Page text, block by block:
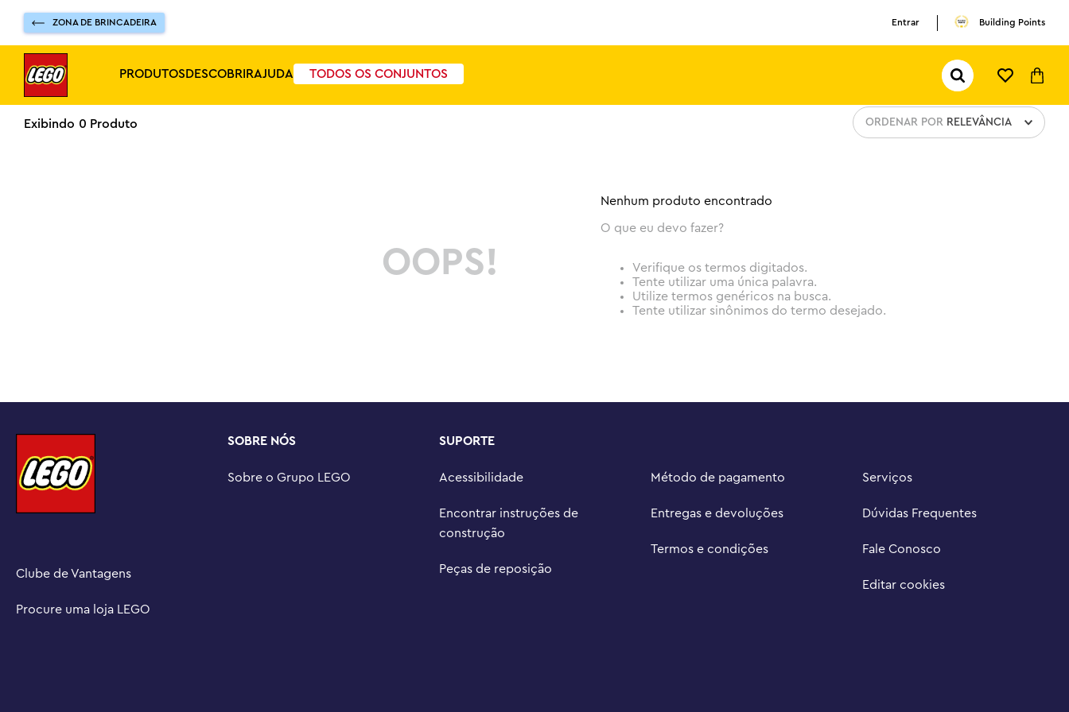
ZONA DE BRINCADEIRA Entrar Building Points
PRODUTOSDESCOBRIRAJUDA TODOS OS CONJUNTOS
Pesquisar...
0 Produto ORDENAR POR RELEVÂNCIA
OOPS!
Nenhum produto encontrado
O que eu devo fazer?
Verifique os termos digitados.
Tente utilizar uma única palavra.
Utilize termos genéricos na busca.
Tente utilizar sinônimos do termo desejado.
Clube de Vantagens
Procure uma loja LEGO
SOBRE NÓS
Sobre o Grupo LEGO
SUPORTE
Acessibilidade
Encontrar instruções de
construção
Peças de reposição
Método de pagamento
Entregas e devoluções
Termos e condições
Serviços
Dúvidas Frequentes
Fale Conosco
Editar cookies
TERMOS MAIS BUSCADOS